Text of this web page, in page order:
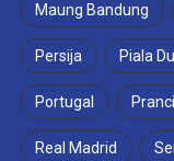
Maung Bandung
Persija Piala
Portugal
Real Madrid